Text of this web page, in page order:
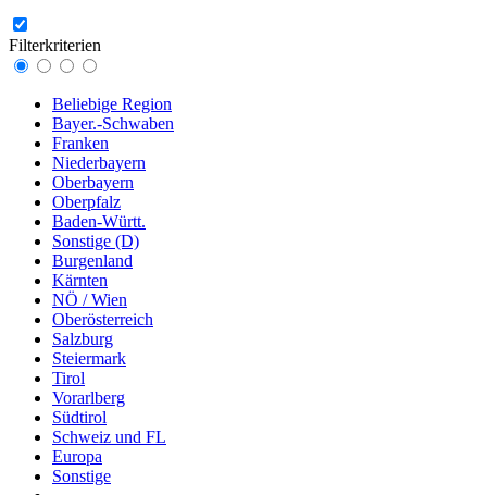
Filterkriterien
Beliebige Region
Bayer.-Schwaben
Franken
Niederbayern
Oberbayern
Oberpfalz
Baden-Württ.
Sonstige (D)
Burgenland
Kärnten
NÖ / Wien
Oberösterreich
Salzburg
Steiermark
Tirol
Vorarlberg
Südtirol
Schweiz und FL
Europa
Sonstige